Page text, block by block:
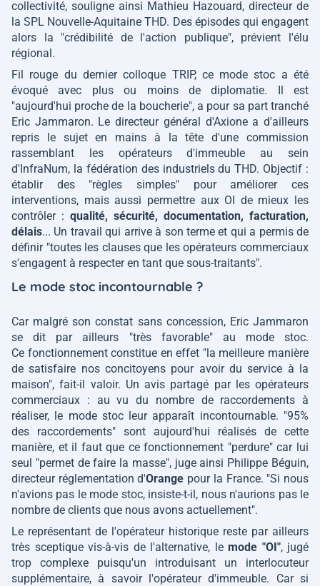
collectivité, souligne ainsi Mathieu Hazouard, directeur de
la SPL Nouvelle-Aquitaine THD. Des épisodes qui engagent
alors la "crédibilité de l'action publique", prévient l'élu
régional.
Fil rouge du dernier colloque TRIP, ce mode stoc a été
évoqué avec plus ou moins de diplomatie. Il est
"aujourd'hui proche de la boucherie", a pour sa part tranché
Eric Jammaron. Le directeur général d'Axione a d'ailleurs
repris le sujet en mains à la tête d'une commission
rassemblant les opérateurs d'immeuble au sein
d'InfraNum, la fédération des industriels du THD. Objectif :
établir des "règles simples" pour améliorer ces
interventions, mais aussi permettre aux OI de mieux les
contrôler : qualité, sécurité, documentation, facturation,
délais... Un travail qui arrive à son terme et qui a permis de
définir "toutes les clauses que les opérateurs commerciaux
s'engagent à respecter en tant que sous-traitants".
Le mode stoc incontournable ?
Car malgré son constat sans concession, Eric Jammaron
se dit par ailleurs "très favorable"au mode stoc.
Ce fonctionnement constitue en effet "la meilleure manière
de satisfaire nos concitoyens pour avoir du service à la
maison", fait-il valoir. Un avis partagé par les opérateurs
commerciaux : au vu du nombre de raccordements à
réaliser, le mode stoc leur apparaît incontournable. "95%
des raccordements" sont aujourd'hui réalisés de cette
manière, et il faut que ce fonctionnement "perdure"car lui
seul "permet de faire la masse", juge ainsi Philippe Béguin,
directeur réglementation d'Orange pour la France. "Si nous
n'avions pas le mode stoc, insiste-t-il, nous n'aurions pas le
nombre de clients que nous avons actuellement".
Le représentant de l'opérateur historique reste par ailleurs
très sceptique vis-à-vis de l'alternative, le mode "OI", jugé
trop complexe puisqu'un introduisant un interlocuteur
supplémentaire, à savoir l'opérateur d'immeuble. Car si